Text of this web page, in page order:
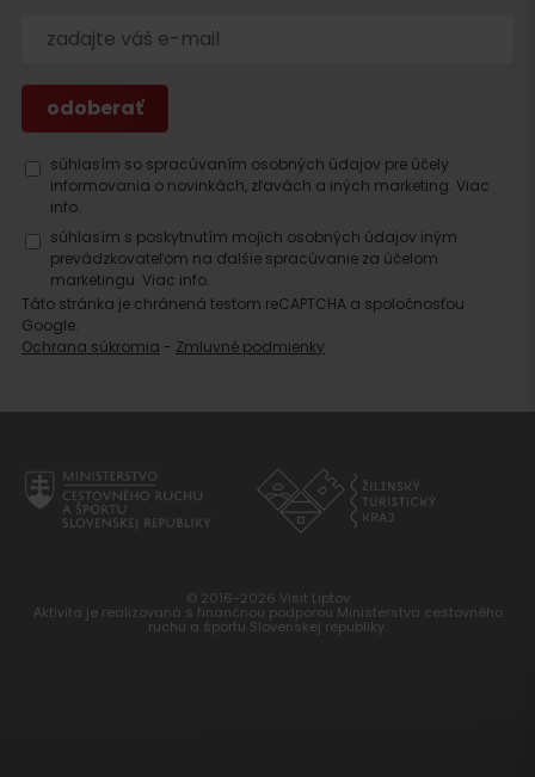
súhlasím so spracúvaním osobných údajov pre účely
informovania o novinkách, zľavách a iných marketing. Viac
info.
súhlasím s poskytnutím mojich osobných údajov iným
prevádzkovateľom na ďalšie spracúvanie za účelom
marketingu. Viac info.
Táto stránka je chránená testom reCAPTCHA a spoločnosťou
Google.
Ochrana súkromia - Zmluvné podmienky
© 2016-2026 Visit Liptov
Aktivita je realizovaná s finančnou podporou Ministerstva cestovného
ruchu a športu Slovenskej republiky.